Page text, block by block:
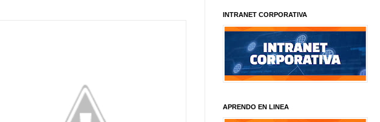
INTRANET CORPORATIVA
APRENDO EN LINEA